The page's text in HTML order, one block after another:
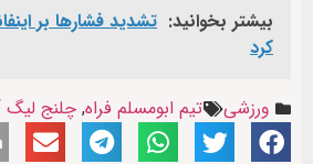
بیشتر بخوانید: تشدید فشارها بر
کرد
ورزشی تیم ابومسلم فراه, چلنج لیگ